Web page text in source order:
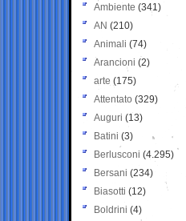
Ambiente (341)
AN (210)
Animali (74)
Arancioni (2)
arte (175)
Attentato (329)
Auguri (13)
Batini (3)
Berlusconi (4.295)
Bersani (234)
Biasotti (12)
Boldrini (4)